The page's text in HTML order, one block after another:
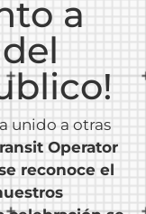
a
unido a otras
Operator
reconoce el